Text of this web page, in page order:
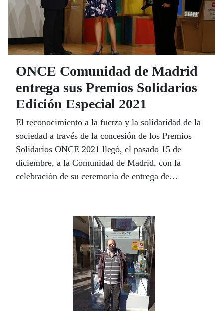
ONCE Comunidad de Madrid
entrega sus Premios Solidarios
Edición Especial 2021
El reconocimiento a la fuerza y la solidaridad de la
sociedad a través de la concesión de los Premios
Solidarios ONCE 2021 llegó, el pasado 15 de
diciembre, a la Comunidad de Madrid, con la
celebración de su ceremonia de entrega de
de La Habana, nº 208, de Madrid.